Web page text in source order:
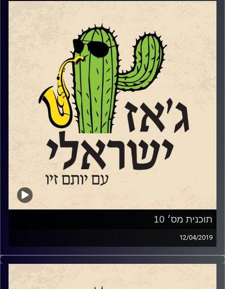
תוכנית מס׳ 10
12/04/2019
הג'אז הישראלי ומוזיקאי הג'אז שלנו מובילים את